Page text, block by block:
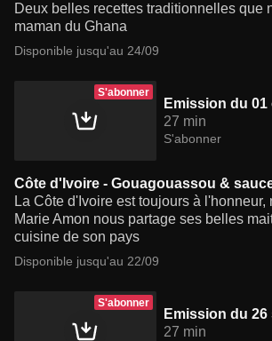
Deux belles recettes traditionnelles que
maman du Ghana
Disponible jusqu'au 24/09
S'abonner
Emission du 01
27 min
S'abonner
Côte d'Ivoire - Gouagouassou &
La Côte d'Ivoire est toujours à l'honneur,
Marie Amon nous partage ses belles
cuisine de son pays
Disponible jusqu'au 22/09
S'abonner
Emission du 26
27 min